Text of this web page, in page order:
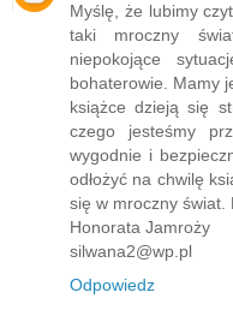
Myślę, że lubimy
taki mroczny
niepokojące
bohaterowie. Mamy
książce dzieją się
czego jesteśmy
wygodnie i
odłożyć na chwilę
się w mroczny świat.
Honorata Jamroży
silwana2@wp.pl
Odpowiedz